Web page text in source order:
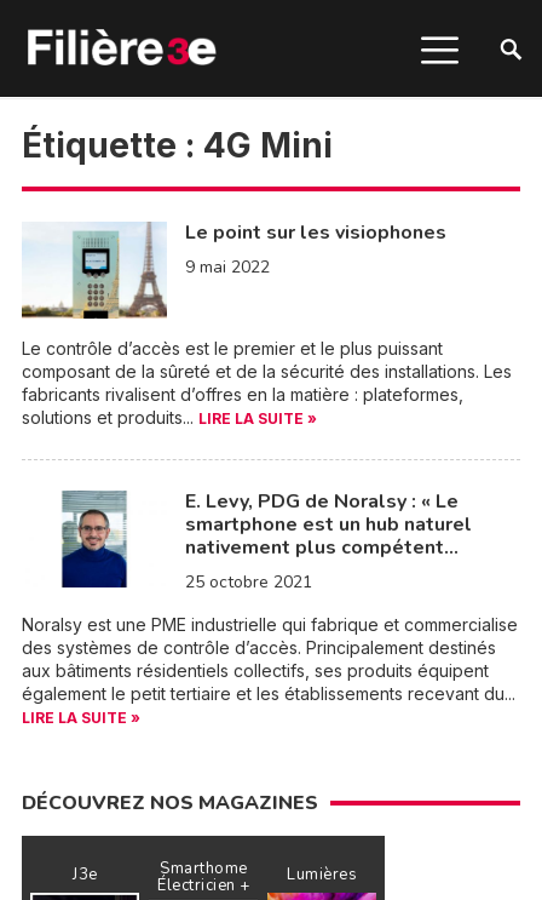
Étiquette : 4G Mini
Le point sur les visiophones
9 mai 2022
Le contrôle d’accès est le premier et le plus puissant
composant de la sûreté et de la sécurité des installations. Les
fabricants rivalisent d’offres en la matière : plateformes,
solutions et produits... LIRE LA SUITE »
E. Levy, PDG de Noralsy : « Le
smartphone est un hub naturel
nativement plus compétent…
25 octobre 2021
Noralsy est une PME industrielle qui fabrique et commercialise
des systèmes de contrôle d’accès. Principalement destinés
aux bâtiments résidentiels collectifs, ses produits équipent
également le petit tertiaire et les établissements recevant du...
LIRE LA SUITE »
DÉCOUVREZ NOS MAGAZINES
J3e Smarthome
Électricien + Lumières